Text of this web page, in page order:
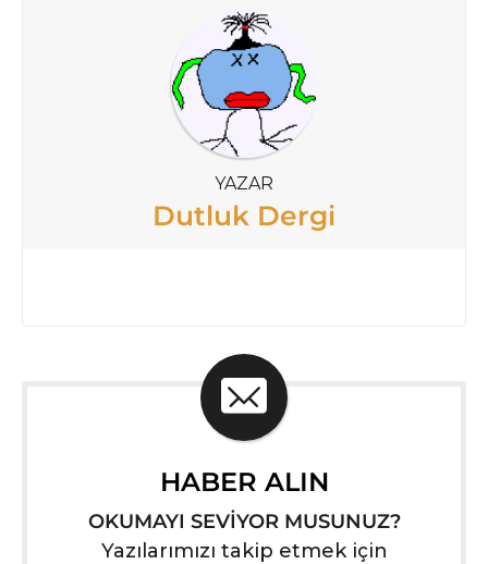
YAZAR
Dutluk Dergi
HABER ALIN
OKUMAYI SEVİYOR MUSUNUZ?
Yazılarımızı takip etmek için